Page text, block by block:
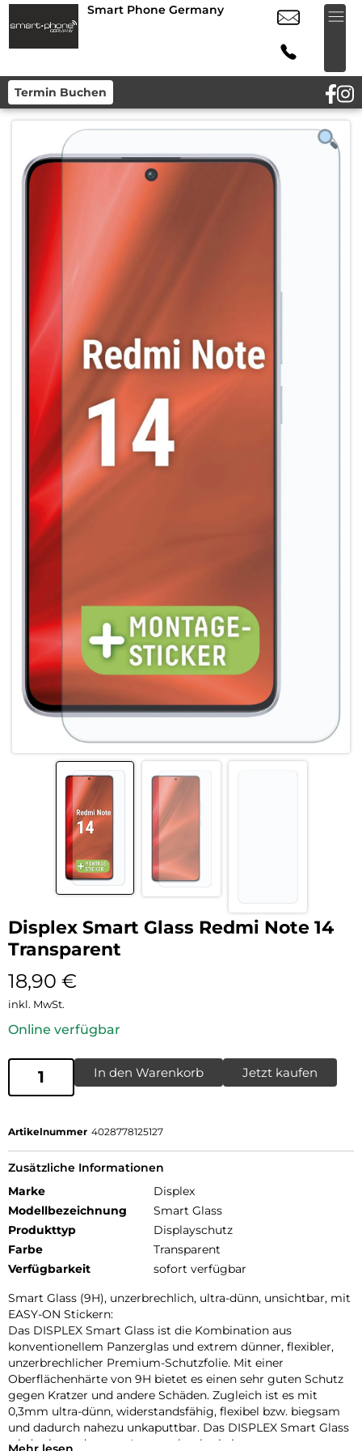
Smart Phone Germany
Termin Buchen
Displex Smart Glass Redmi Note 14
Transparent
18,90 €
inkl. MwSt.
Online verfügbar
In den Warenkorb Jetzt kaufen
Artikelnummer 4028778125127
Zusätzliche Informationen
Marke
Displex
Modellbezeichnung
Smart Glass
Produkttyp
Displayschutz
Farbe
Transparent
Verfügbarkeit
sofort verfügbar
Smart Glass (9H), unzerbrechlich, ultra-dünn, unsichtbar, mit
EASY-ON Stickern:
Das DISPLEX Smart Glass ist die Kombination aus
konventionellem Panzerglas und extrem dünner, flexibler,
unzerbrechlicher Premium-Schutzfolie. Mit einer
Oberflächenhärte von 9H bietet es einen sehr guten Schutz
gegen Kratzer und andere Schäden. Zugleich ist es mit
0,3mm ultra-dünn, widerstandsfähig, flexibel bzw. biegsam
und dadurch nahezu unkaputtbar. Das DISPLEX Smart Glass
wird mit modernster Lasertechnologie in unserer